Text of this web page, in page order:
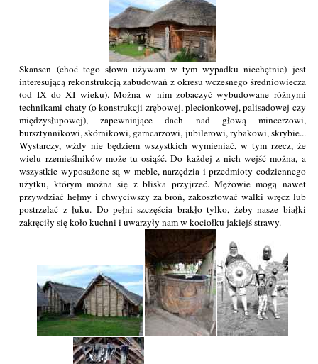
Skansen (choć tego słowa używam w tym wypadku niechętnie) jest
interesującą rekonstrukcją zabudowań z okresu wczesnego średniowiecza
(od IX do XI wieku). Można w nim zobaczyć wybudowane różnymi
technikami chaty (o konstrukcji zrębowej, plecionkowej, palisadowej czy
międzysłupowej), zapewniające dach nad głową mincerzowi,
bursztynnikowi, skórnikowi, garncarzowi, jubilerowi, rybakowi, skrybie...
Wystarczy, wżdy nie będziem wszystkich wymieniać, w tym rzecz, że
wielu rzemieślników może tu osiąść. Do każdej z nich wejść można, a
wszystkie wyposażone są w meble, narzędzia i przedmioty codziennego
użytku, którym można się z bliska przyjrzeć. Mężowie mogą nawet
przywdziać hełmy i chwyciwszy za broń, zakosztować walki wręcz lub
postrzelać z łuku. Do pełni szczęścia brakło tylko, żeby nasze białki
zakręciły się koło kuchni i uwarzyły nam w kociołku jakiejś strawy.